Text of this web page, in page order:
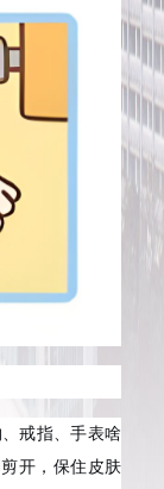
戒指、手表啥
开，保住皮肤